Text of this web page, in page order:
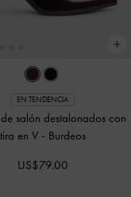
EN TENDENCIA
salón destalonados con
tira en V - Burdeos
US$79.00